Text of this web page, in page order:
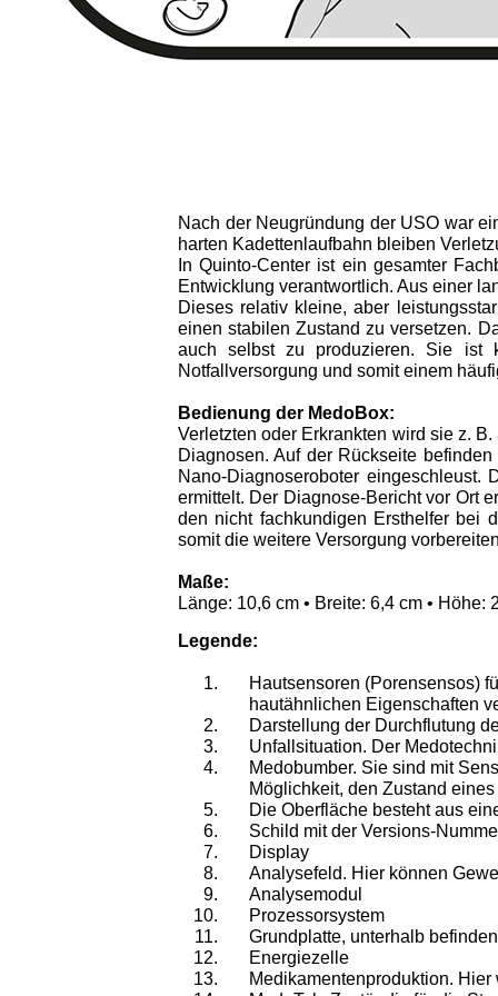
Nach der Neugründung der USO war
harten Kadettenlaufbahn bleiben
In Quinto-Center ist ein gesamter
Entwicklung verantwortlich. Aus einer
Dieses relativ kleine, aber
einen stabilen Zustand zu versetzen.
auch selbst zu produzieren. Sie ist
Notfallversorgung und somit einem
Bedienung der MedoBox:
Verletzten oder Erkrankten wird sie z.
Diagnosen. Auf der Rückseite
Nano-Diagnoseroboter
ermittelt. Der Diagnose-Bericht vor Ort
den nicht fachkundigen Ersthelfer bei
somit die weitere Versorgung
Maße:
Länge: 10,6 cm • Breite: 6,4 cm • Höhe:
Legende:
Hautsensoren (Porensensos)
hautähnlichen Eigenschaften
Darstellung der Durchflutung
Unfallsituation. Der
Medobumber. Sie sind mit
Möglichkeit, den Zustand
Die Oberfläche besteht aus
Schild mit der Versions-
Display
Analysefeld. Hier können
Analysemodul
Prozessorsystem
Grundplatte, unterhalb
Energiezelle
Medikamentenproduktion.